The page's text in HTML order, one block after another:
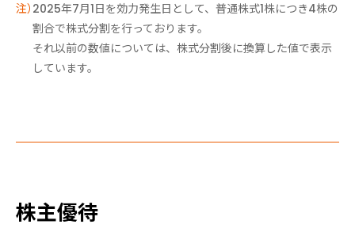
2025年7月1日を効力発生日として、普通株式1株につき4株の
割合で株式分割を行っております。
それ以前の数値については、株式分割後に換算した値で表示
しています。
株主優待